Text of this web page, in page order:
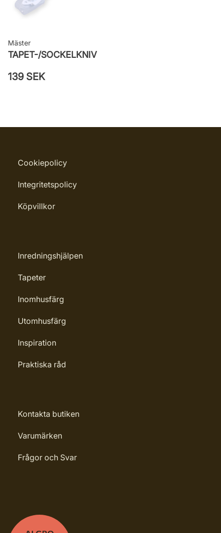
Mäster
TAPET-/SOCKELKNIV
139 SEK
Cookiepolicy
Integritetspolicy
Köpvillkor
Inredningshjälpen
Tapeter
Inomhusfärg
Utomhusfärg
Inspiration
Praktiska råd
Kontakta butiken
Varumärken
Frågor och Svar